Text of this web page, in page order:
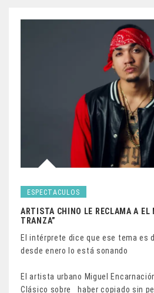
ESPECTACULOS
ARTISTA CHINO LE RECLAMA A EL
TRANZA”
El intérprete dice que ese tema es
desde enero lo está sonando
El artista urbano Miguel
Clásico sobre haber copiado sin